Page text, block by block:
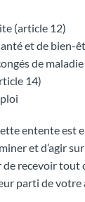
(article 12)
et de bien-
de
14)
entente est
et d’agir
de recevoir tout
parti de votre